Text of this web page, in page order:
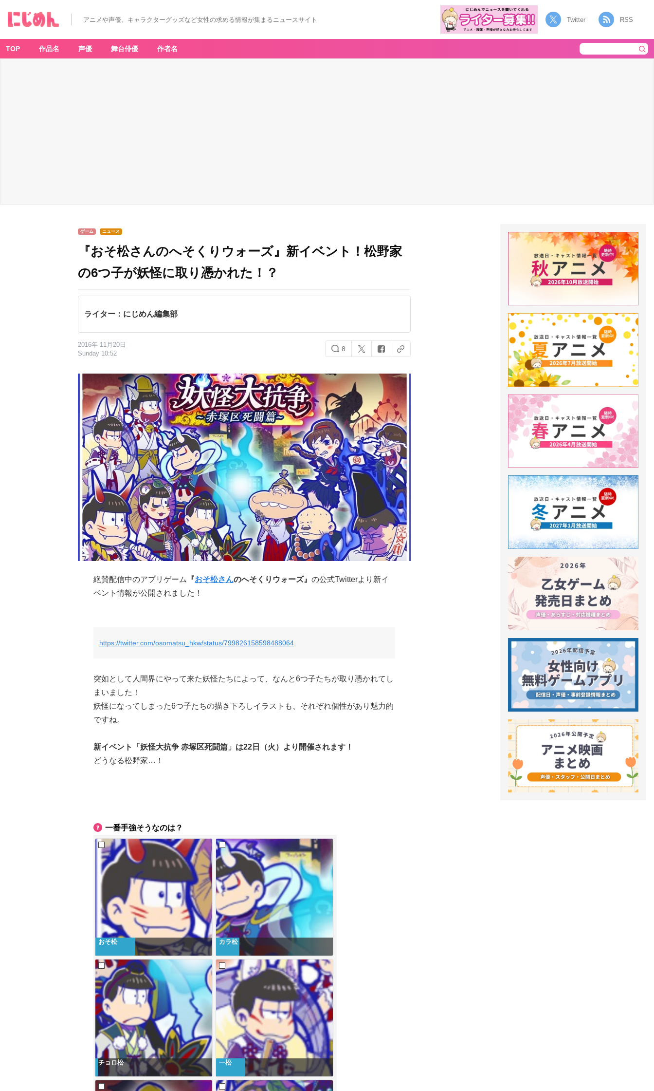
アニメや声優、キャラクターグッズなど女性の求める情報が集まるニュースサイト Twitter RSS
TOP 作品名 声優 舞台俳優 作者名
ゲーム ニュース
『おそ松さんのへそくりウォーズ』新イベント！松野家
の6つ子が妖怪に取り憑かれた！？
ライター：にじめん編集部
2016年 11月20日
Sunday 10:52
8
絶賛配信中のアプリゲーム 『おそ松さんのへそくりウォーズ』 の公式Twitterより新イ
ベント情報が公開されました！
https://twitter.com/osomatsu_hkw/status/799826158598488064
突如として人間界にやって来た妖怪たちによって、なんと6つ子たちが取り憑かれてし
まいました！
妖怪になってしまった6つ子たちの描き下ろしイラストも、それぞれ個性があり魅力的
ですね。
新イベント「妖怪大抗争 赤塚区死闘篇」は22日（火）より開催されます！
どうなる松野家…！
一番手強そうなのは？
おそ松 カラ松
チョロ松 一松